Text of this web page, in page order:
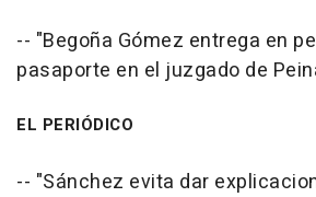
-- "Begoña Gómez entrega en
pasaporte en el juzgado de
EL PERIÓDICO
-- "Sánchez evita dar